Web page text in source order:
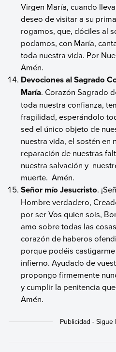
Virgen María, cuando
deseo de visitar a su
rogamos, que, dóciles al
podamos, con María,
toda nuestra vida. Por
Amén.
Devociones al Sagrado
María. Corazón Sagrado
toda nuestra confianza,
fragilidad, esperándolo
sed el único objeto de
nuestra vida, el sostén
reparación de nuestras
nuestra salvación y
muerte. Amén.
Señor mío Jesucristo.
Hombre verdadero,
por ser Vos quien sois,
amo sobre todas las
corazón de haberos
porque podéis
infierno. Ayudado de
propongo firmemente
y cumplir la penitencia
Amén.